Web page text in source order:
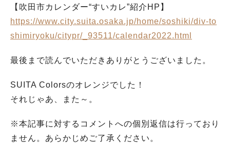
【吹田市カレンダー“すいカレ”紹介HP】
https://www.city.suita.osaka.jp/home/soshiki/div-to
shimiryoku/citypr/_93511/calendar2022.html
最後まで読んでいただきありがとうございました。
SUITA Colorsのオレンジでした！
それじゃあ、また～。
※本記事に対するコメントへの個別返信は行っており
ません。あらかじめご了承ください。